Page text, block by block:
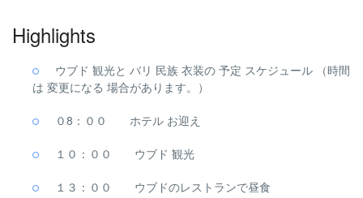
Highlights
ウブド 観光と バリ 民族 衣装の 予定 スケジュール （時間
は 変更になる 場合があります。）
０8：００ ホテル お迎え
１０：００ ウブド 観光
１３：００ ウブドのレストランで昼食